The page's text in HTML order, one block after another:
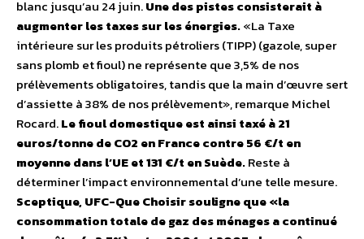
blanc jusqu’au 24 juin.Une des pistes consisterait à
augmenter les taxes sur les énergies.«La Taxe
intérieure sur les produits pétroliers (TIPP) (gazole, super
sans plomb et fioul) ne représente que 3,5% de nos
prélèvements obligatoires, tandis que la main d’œuvre sert
d’assiette à 38% de nos prélèvement», remarque Michel
Rocard.Le fioul domestique est ainsi taxé à 21
euros/tonne de CO2 en France contre 56 €/t en
moyenne dans l’UE et 131 €/t en Suède.Reste à
déterminer l’impact environnemental d’une telle mesure.
Sceptique, UFC-Que Choisir souligne que «la
consommation totale de gaz des ménages a continué